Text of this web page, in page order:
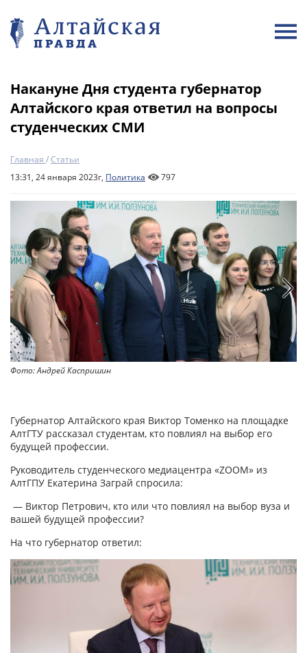
Накануне Дня студента губернатор
Алтайского края ответил на вопросы
студенческих СМИ
Главная /Статьи
13:31, 24 января 2023г, Политика 797
Фото: Андрей Каспришин
Губернатор Алтайского края Виктор Томенко на площадке
АлтГТУ рассказал студентам, кто повлиял на выбор его
будущей профессии.
Руководитель студенческого медиацентра «ZOOM» из
АлтГПУ Екатерина Заграй спросила:
— Виктор Петрович, кто или что повлиял на выбор вуза и
вашей будущей профессии?
На что губернатор ответил: